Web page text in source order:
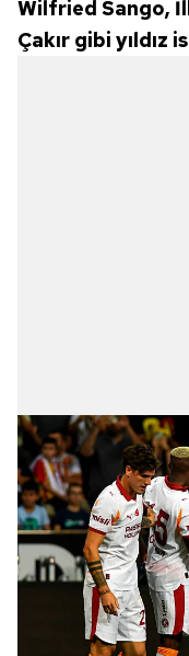
Wilfried Sango,
Çakır gibi yıldız